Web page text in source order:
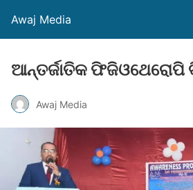
Awaj Media
ଆନ୍ତର୍ଜାତିକ ଫିଜିଓଥେରୋପି
Awaj Media